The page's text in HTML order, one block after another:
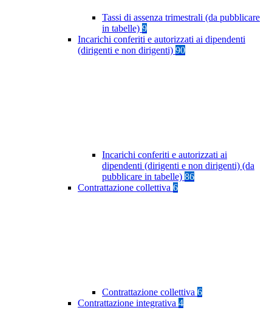
Tassi di assenza trimestrali (da pubblicare
in tabelle) 9
Incarichi conferiti e autorizzati ai dipendenti
(dirigenti e non dirigenti) 90
Incarichi conferiti e autorizzati ai
dipendenti (dirigenti e non dirigenti) (da
pubblicare in tabelle) 86
Contrattazione collettiva 6
Contrattazione collettiva 6
Contrattazione integrativa 4